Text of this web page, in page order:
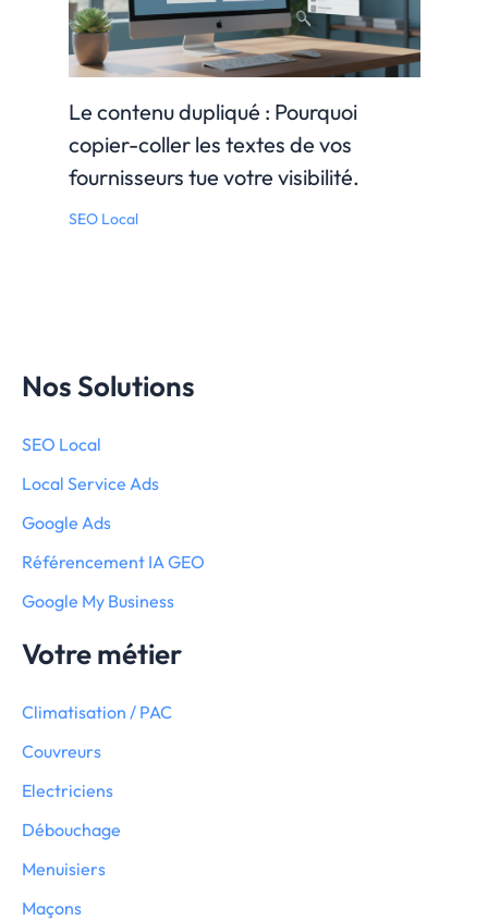
Le contenu dupliqué : Pourquoi
copier-coller les textes de vos
fournisseurs tue votre visibilité.
SEO Local
Nos Solutions
SEO Local
Local Service Ads
Google Ads
Référencement IA GEO
Google My Business
Votre métier
Climatisation / PAC
Couvreurs
Electriciens
Débouchage
Menuisiers
Maçons